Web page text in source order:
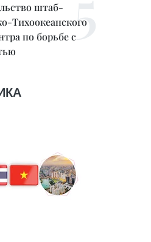
штаб-
Тихоокеанского
по борьбе с